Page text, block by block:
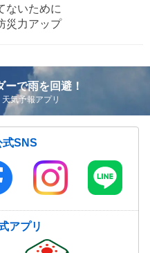
ないために
災力アップ
ーで雨を回避！
気予報アプリ
SNS
アプリ